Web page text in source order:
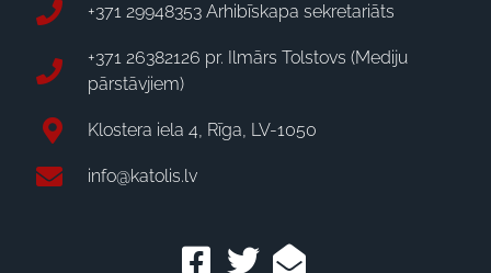
+371 29948353 Arhibīskapa sekretariāts
+371 26382126 pr. Ilmārs Tolstovs (Mediju
pārstāvjiem)
Klostera iela 4, Rīga, LV-1050
info@katolis.lv